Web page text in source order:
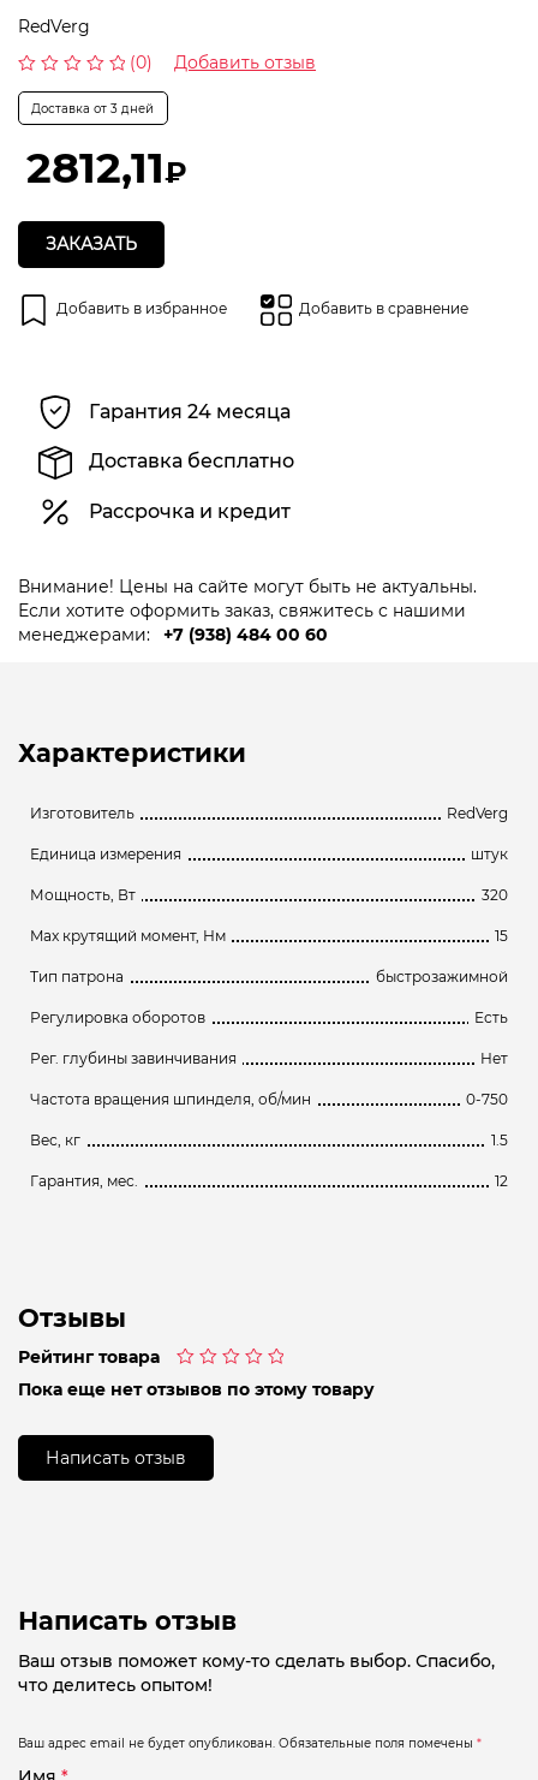
RedVerg
0
из
(0) Добавить отзыв
Доставка от 3 дней
2812,11₽
ЗАКАЗАТЬ
Добавить в избранное Добавить в сравнение
Гарантия 24 месяца
Доставка бесплатно
Рассрочка и кредит
Внимание! Цены на сайте могут быть не актуальны.
Если хотите оформить заказ, свяжитесь с нашими
менеджерами:
+7 (938) 484 00 60
Характеристики
Изготовитель RedVerg
Единица измерения штук
Мощность, Вт 320
Max крутящий момент, Нм 15
Тип патрона быстрозажимной
Регулировка оборотов Есть
Рег. глубины завинчивания Нет
Частота вращения шпинделя, об/мин 0-750
Вес, кг 1.5
Гарантия, мес. 12
Отзывы
Рейтинг товара
0
Пока еще нет отзывов по этому товару
Написать отзыв
Написать отзыв
Ваш отзыв поможет кому-то сделать выбор. Спасибо,
что делитесь опытом!
Ваш адрес email не будет опубликован. Обязательные поля помечены *